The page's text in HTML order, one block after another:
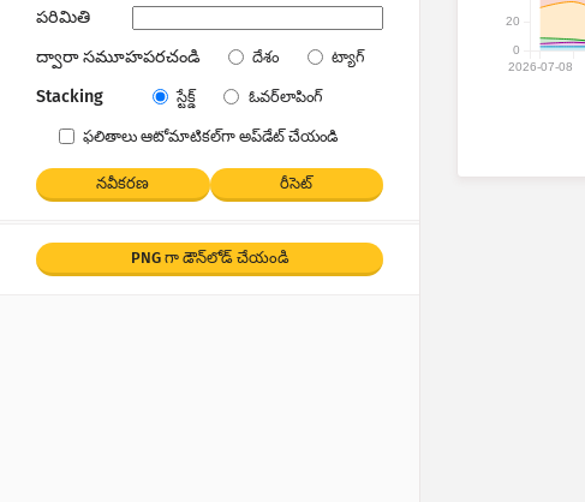
పరిమితి
ద్వారా సమూహపరచండి
దేశం ట్యాగ్
Stacking స్టేక్డ్ ఓవర్‌లాపింగ్
ఫలితాలు ఆటోమాటికల్‌గా అప్‌డేట్ చేయండి
నవీకరణ రీసెట్
PNG గా డౌన్‌లోడ్ చేయండి
2026-07-08
0
20